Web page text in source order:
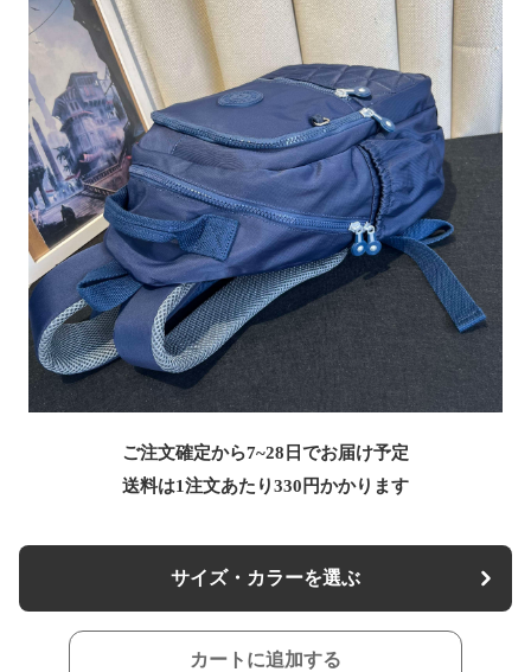
ご注文確定から7~28日でお届け予定
送料は1注文あたり330 円かかります
サイズ・カラーを選ぶ
カートに追加する